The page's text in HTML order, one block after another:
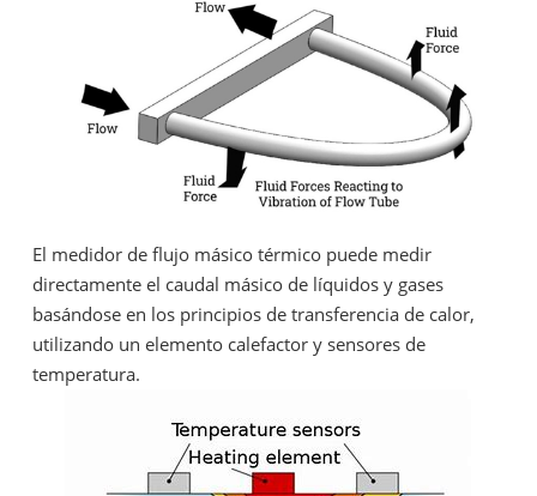
El medidor de flujo másico térmico puede medir
directamente el caudal másico de líquidos y gases
basándose en los principios de transferencia de calor,
utilizando un elemento calefactor y sensores de
temperatura.